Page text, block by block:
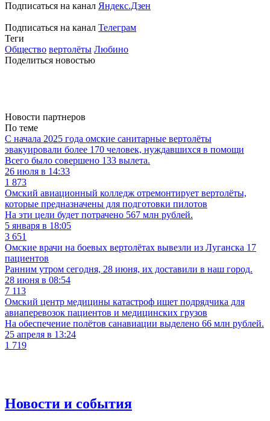
Подписаться на канал Яндекс.Дзен
Подписаться на канал Телеграм
Теги
Общество вертолёты Любино
Поделиться новостью
Новости партнеров
По теме
С начала 2025 года омские санитарные вертолёты
эвакуировали более 170 человек, нуждавшихся в помощи
Всего было совершено 133 вылета.
26 июля в 14:33
1 873
Омский авиационный колледж отремонтирует вертолёты,
которые предназначены для подготовки пилотов
На эти цели будет потрачено 567 млн рублей.
5 января в 18:05
3 651
Омские врачи на боевых вертолётах вывезли из Луганска 17
пациентов
Ранним утром сегодня, 28 июня, их доставили в наш город.
28 июня в 08:54
7 113
Омский центр медицины катастроф ищет подрядчика для
авиаперевозок пациентов и медицинских грузов
На обеспечение полётов санавиации выделено 66 млн рублей.
25 апреля в 13:24
1 719
Новости и события